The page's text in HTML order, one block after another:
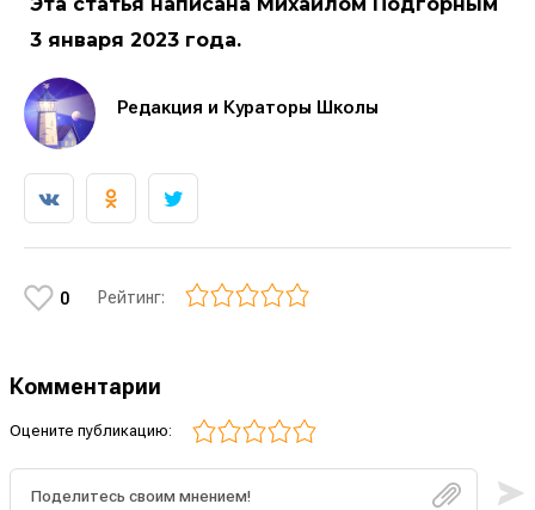
3 января 2023 года.
Редакция и Кураторы Школы
0 Рейтинг:
Комментарии
Оцените публикацию: